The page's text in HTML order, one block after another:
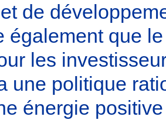
de
également que
les
une politique
énergie